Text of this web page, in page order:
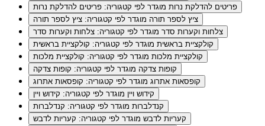
פריטים להדלקת נרות מוגדר לפי קטגוריה: פריטים להדלקת נרות
ציץ לספר תורה מוגדר לפי קטגוריה: ציץ לספר תורה
צלחות וקערות סדר מוגדר לפי קטגוריה: צלחות וקערות סדר
קולקציית בראשית מוגדר לפי קטגוריה: קולקציית בראשית
קולקציית מלכות מוגדר לפי קטגוריה: קולקציית מלכות
קופות צדקה מוגדר לפי קטגוריה: קופות צדקה
קופסאות אתרוג מוגדר לפי קטגוריה: קופסאות אתרוג
קידוש ויין מוגדר לפי קטגוריה: קידוש ויין
קנדלברות מוגדר לפי קטגוריה: קנדלברות
קעריות לדבש מוגדר לפי קטגוריה: קעריות לדבש